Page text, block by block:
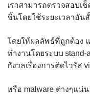
เราสามารถตรวจสอบเ
ชิ้นโดยใช้ระยะเวลาอัน
โดยให้ผลลัพธ์ที่ถูกต้อง แ
ทำงานโดยระบบ stand-
กังวลเรื่องการติดไวรัส
หรือ malware ต่างๆแน่